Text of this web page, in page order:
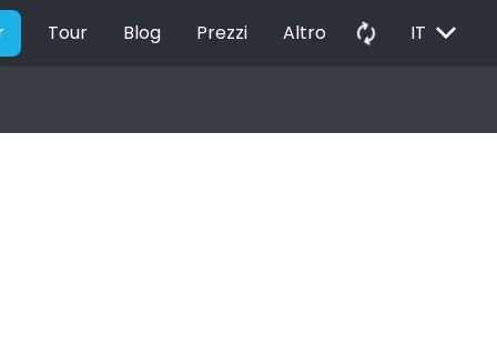
Tour Blog Prezzi Altro autorenew IT EXPAND_MORE